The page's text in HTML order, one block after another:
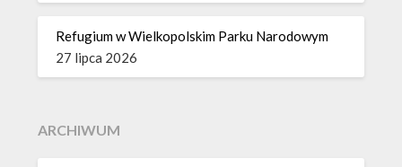
Refugium w Wielkopolskim Parku Narodowym
27 lipca 2026
ARCHIWUM